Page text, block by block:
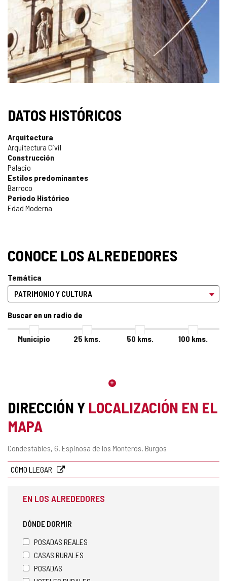
DATOS HISTÓRICOS
Arquitectura
Arquitectura Civil
Construcción
Palacio
Estilos predominantes
Barroco
Periodo Histórico
Edad Moderna
CONOCE LOS ALREDEDORES
Temática
Buscar en un radio de
Municipio 25 kms. 50 kms. 100 kms.
DIRECCIÓN Y LOCALIZACIÓN EN EL
MAPA
Dirección
Condestables, 6. Espinosa de los Monteros. Burgos
CÓMO LLEGAR
EN LOS ALREDEDORES
DÓNDE DORMIR
POSADAS REALES
CASAS RURALES
POSADAS